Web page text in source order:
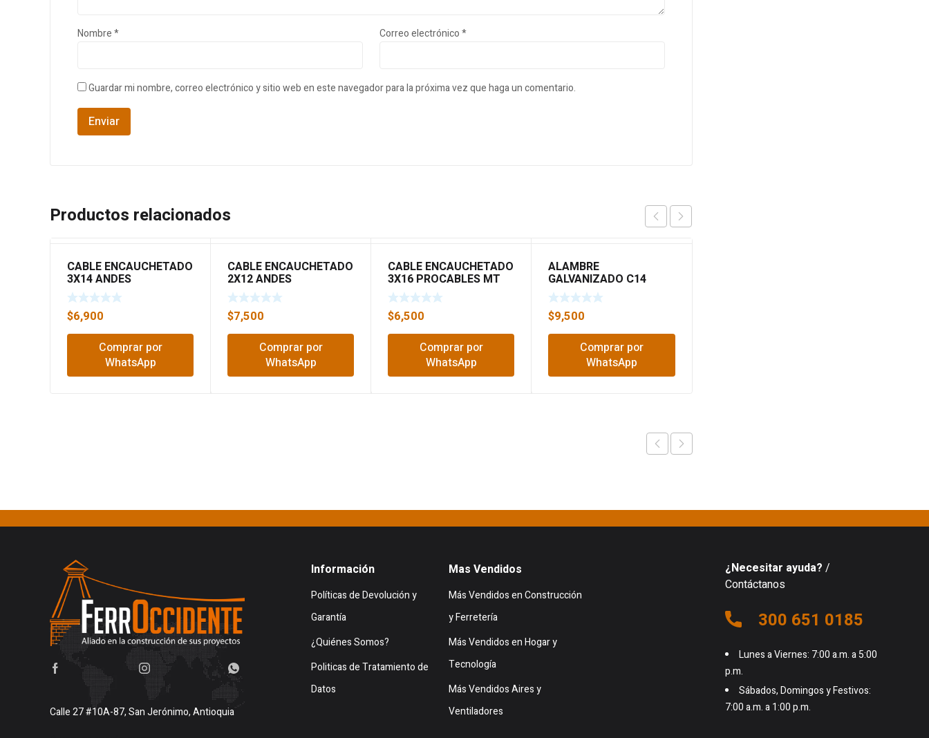
Nombre* Correo electrónico*
Guardar mi nombre, correo electrónico y sitio web en este navegador para la próxima vez que haga un comentario.
Productos relacionados
CABLE ENCAUCHETADO
3X14 ANDES
$6,900
Comprar por
WhatsApp
CABLE ENCAUCHETADO
2X12 ANDES
$7,500
Comprar por
WhatsApp
CABLE ENCAUCHETADO
3X16 PROCABLES MT
$6,500
Comprar por
WhatsApp
ALAMBRE
GALVANIZADO C14
$9,500
Comprar por
WhatsApp
Calle 27 #10A-87, San Jerónimo, Antioquia
Información
Políticas de Devolución y
Garantía
¿Quiénes Somos?
Politicas de Tratamiento de
Datos
Mas Vendidos
Más Vendidos en Construcción
y Ferretería
Más Vendidos en Hogar y
Tecnología
Más Vendidos Aires y
Ventiladores
¿Necesitar ayuda? /
Contáctanos
300 651 0185
Lunes a Viernes: 7:00 a.m. a 5:00
p.m.
Sábados, Domingos y Festivos:
7:00 a.m. a 1:00 p.m.